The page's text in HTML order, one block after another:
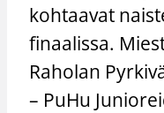
kohtaavat
finaalissa.
Raholan
– PuHu